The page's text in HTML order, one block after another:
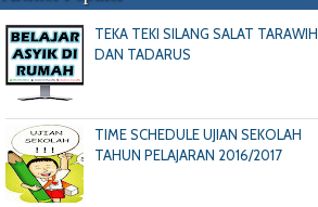
TEKA TEKI SILANG SALAT TARAWIH
DAN TADARUS
TIME SCHEDULE UJIAN SEKOLAH
TAHUN PELAJARAN 2016/2017